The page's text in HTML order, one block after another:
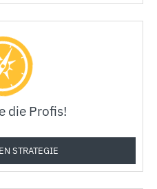
die Profis!
STRATEGIE